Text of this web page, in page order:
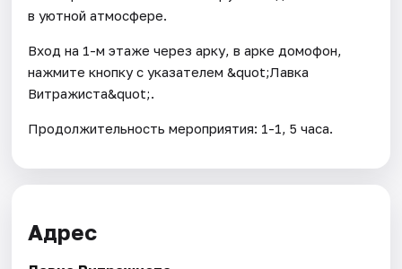
в уютной атмосфере.
Вход на 1-м этаже через арку, в арке домофон,
нажмите кнопку с указателем &quot;Лавка
Витражиста&quot;.
Продолжительность мероприятия: 1-1, 5 часа.
Адрес